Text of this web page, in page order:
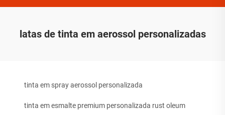
latas de tinta em aerossol personalizadas
tinta em spray aerossol personalizada
tinta em esmalte premium personalizada rust oleum